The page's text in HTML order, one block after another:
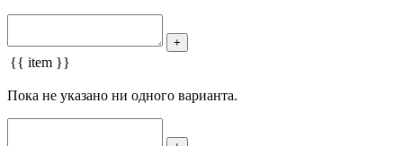
+
{{ item }}
Пока не указано ни одного варианта.